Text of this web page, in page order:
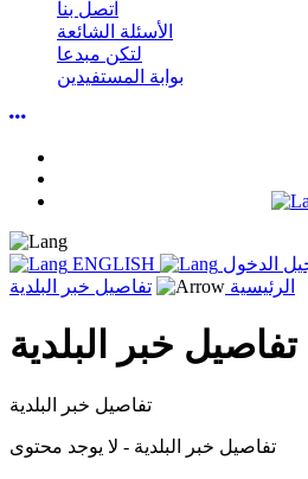
اتصل بنا
الأسئلة الشائعة
لتكن مبدعا
بوابة المستفيدين
ENGLISH
الدخول
الرئيسية
تفاصيل خبر البلدية
تفاصيل خبر البلدية
تفاصيل خبر البلدية
تفاصيل خبر البلدية - لا يوجد محتوى